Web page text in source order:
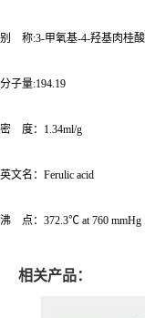
别 称:3-甲氧基-4-羟基肉桂酸
分子量:194.19
密 度：1.34ml/g
英文名：Ferulic acid
沸 点：372.3℃ at 760 mmHg
相关产品：